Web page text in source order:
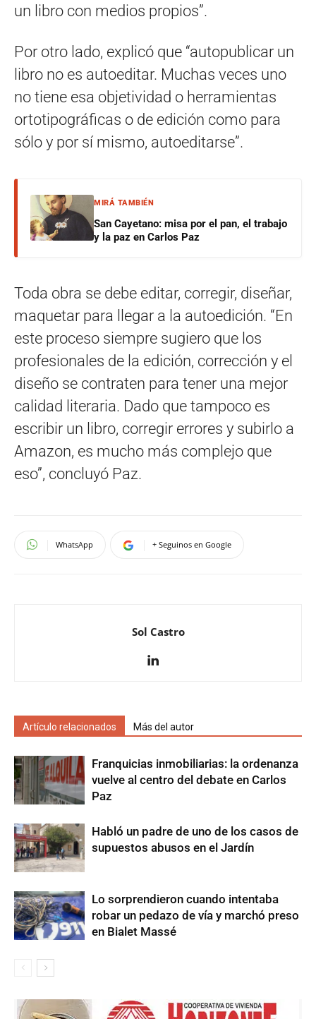
un libro con medios propios”.
Por otro lado, explicó que “autopublicar un
libro no es autoeditar. Muchas veces uno
no tiene esa objetividad o herramientas
ortotipográficas o de edición como para
sólo y por sí mismo, autoeditarse”.
MIRÁ TAMBIÉN
San Cayetano: misa por el pan, el trabajo
y la paz en Carlos Paz
Toda obra se debe editar, corregir, diseñar,
maquetar para llegar a la autoedición. “En
este proceso siempre sugiero que los
profesionales de la edición, corrección y el
diseño se contraten para tener una mejor
calidad literaria. Dado que tampoco es
escribir un libro, corregir errores y subirlo a
Amazon, es mucho más complejo que
eso”, concluyó Paz.
WhatsApp + Seguinos en Google
Sol Castro
Artículo relacionados Más del autor
Franquicias inmobiliarias: la ordenanza
vuelve al centro del debate en Carlos
Paz
Habló un padre de uno de los casos de
supuestos abusos en el Jardín
Lo sorprendieron cuando intentaba
robar un pedazo de vía y marchó preso
en Bialet Massé